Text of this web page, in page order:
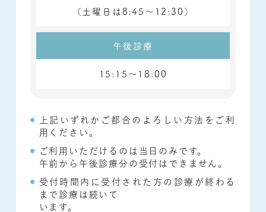
（土曜日は8:45～12:30）
午後診療
15:15～18:00
上記いずれかご都合のよろしい方法をご利
用ください。
ご利用いただけるのは当日のみです。
午前から午後診療分の受付はできません。
受付時間内に受付された方の診療が終わる
まで診療は続いて
います。